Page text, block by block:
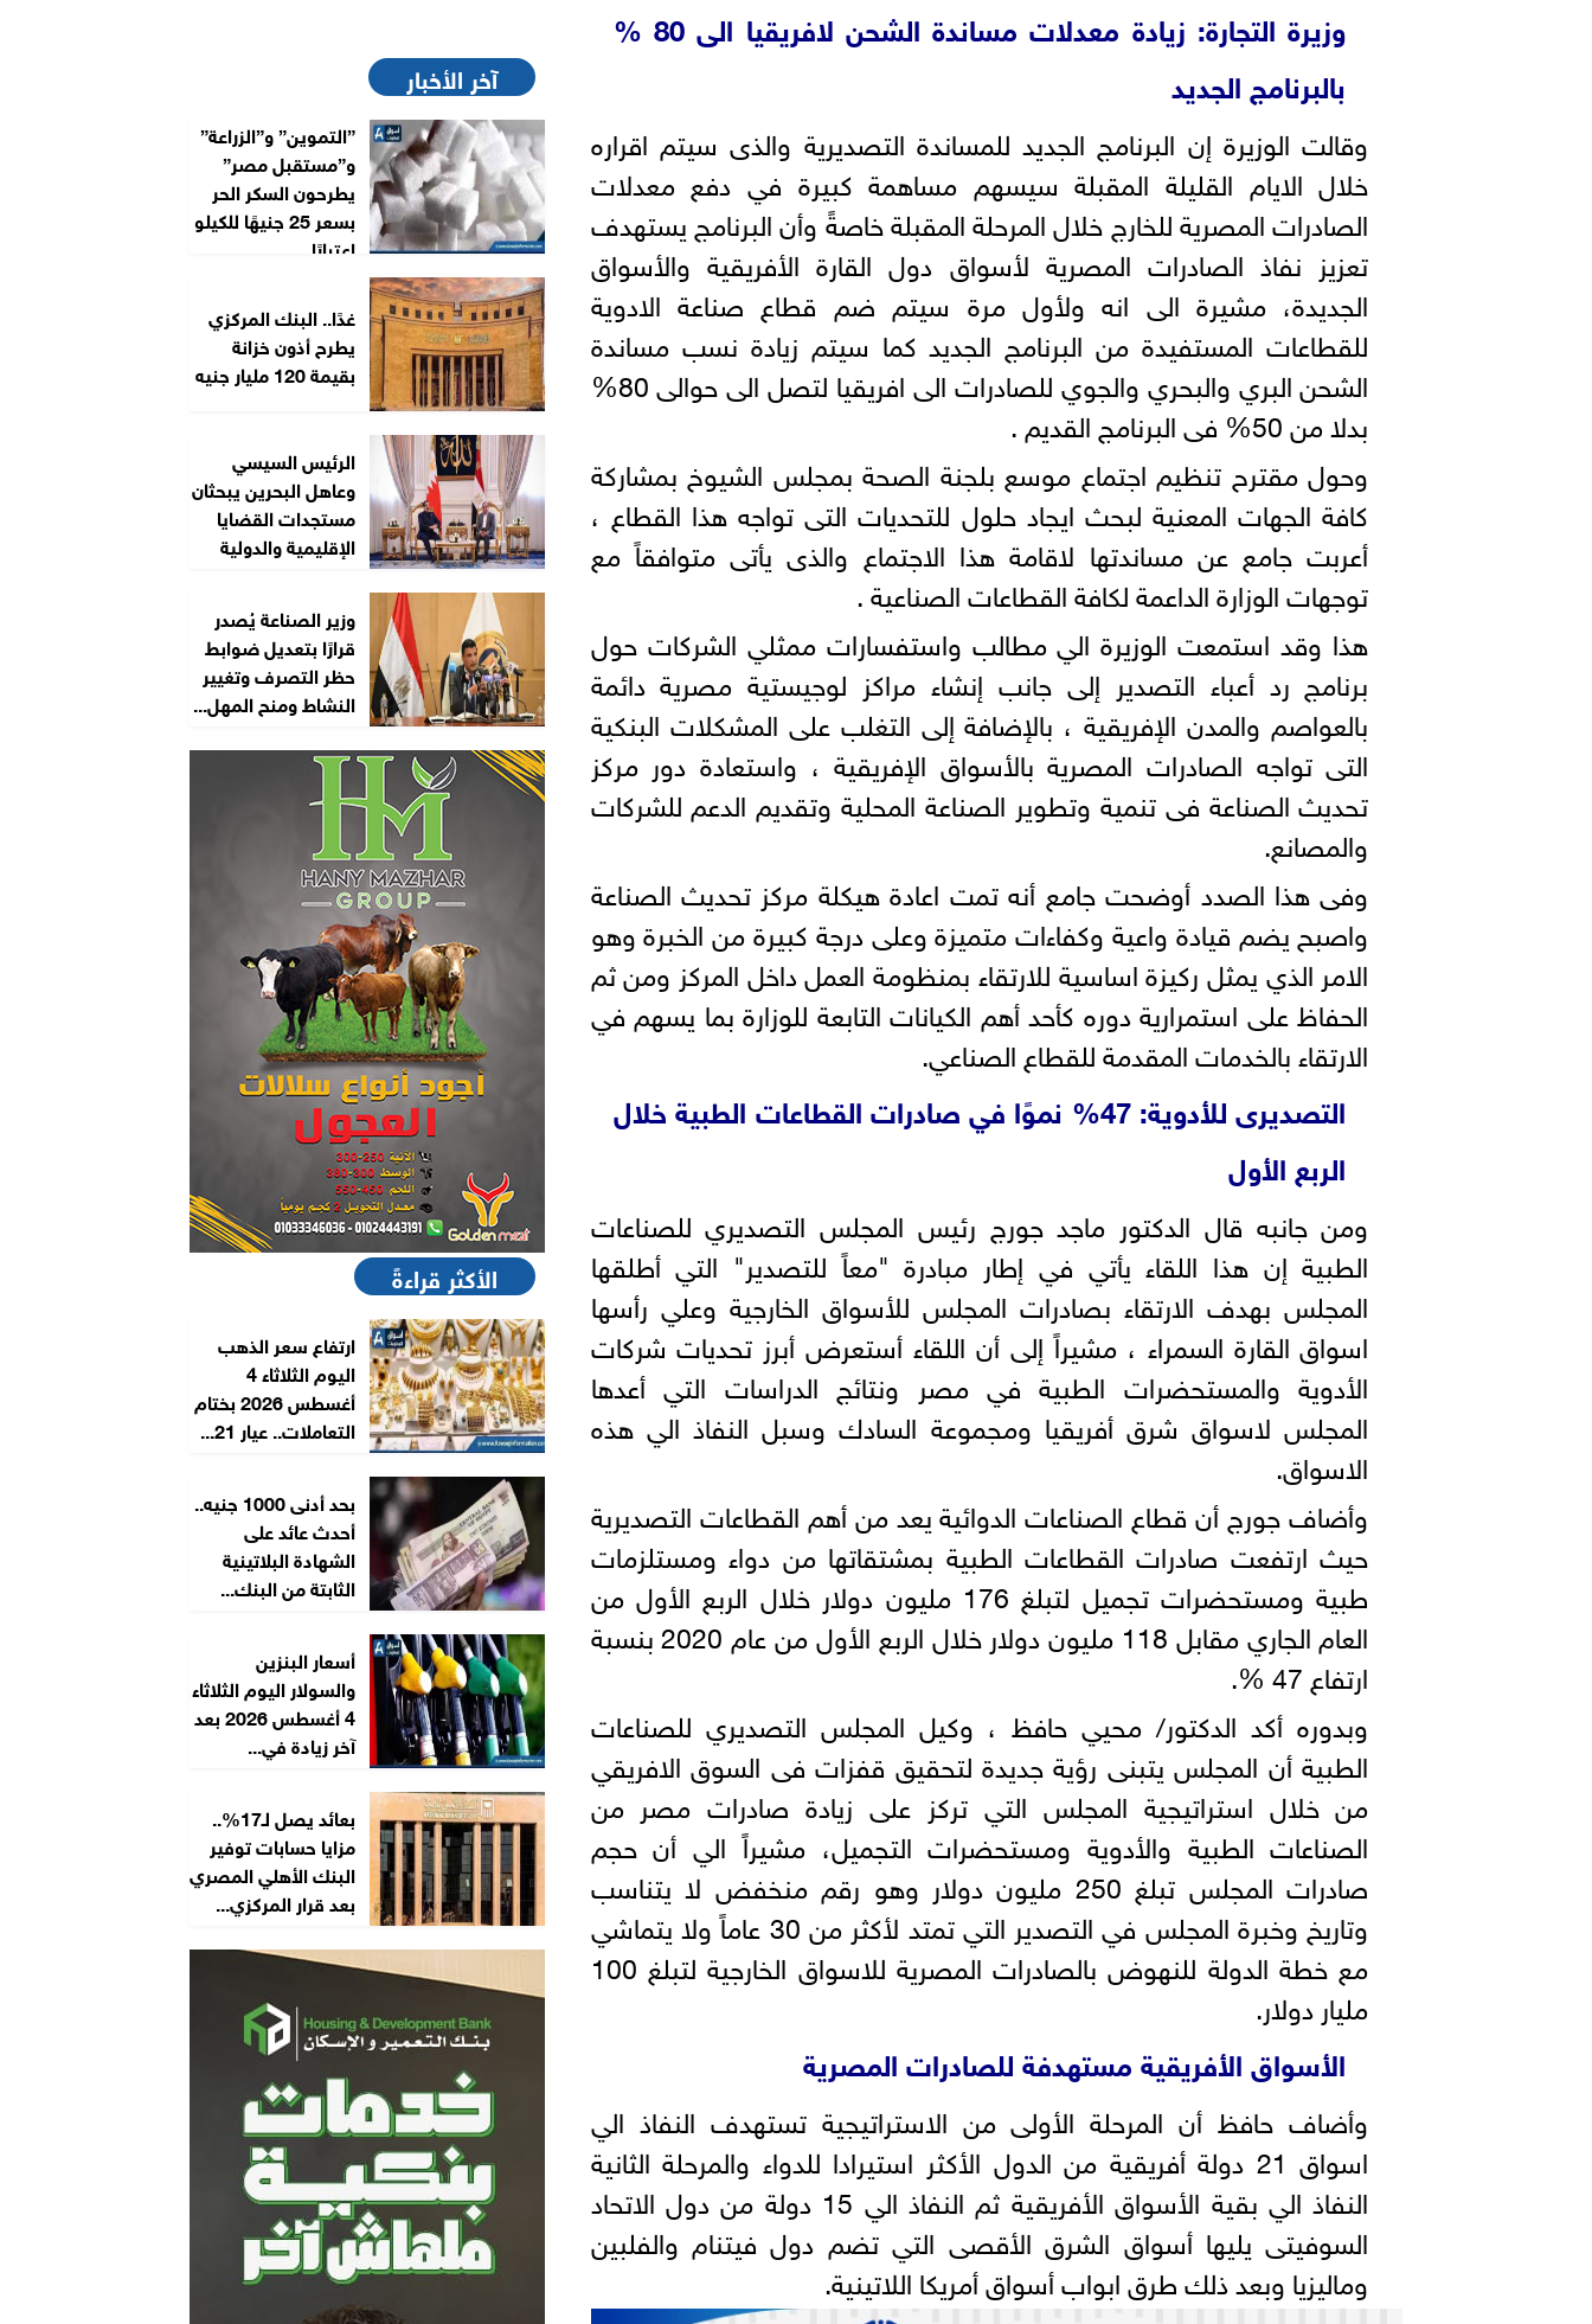
وزيرة التجارة: زيادة معدلات مساندة الشحن لافريقيا الى 80 %
بالبرنامج الجديد
وقالت الوزيرة إن البرنامج الجديد للمساندة التصديرية والذى سيتم اقراره
خلال الايام القليلة المقبلة سيسهم مساهمة كبيرة في دفع معدلات
الصادرات المصرية للخارج خلال المرحلة المقبلة خاصةً وأن البرنامج يستهدف
تعزيز نفاذ الصادرات المصرية لأسواق دول القارة الأفريقية والأسواق
الجديدة، مشيرة الى انه ولأول مرة سيتم ضم قطاع صناعة الادوية
للقطاعات المستفيدة من البرنامج الجديد كما سيتم زيادة نسب مساندة
الشحن البري والبحري والجوي للصادرات الى افريقيا لتصل الى حوالى 80%
بدلا من 50% فى البرنامج القديم .
وحول مقترح تنظيم اجتماع موسع بلجنة الصحة بمجلس الشيوخ بمشاركة
كافة الجهات المعنية لبحث ايجاد حلول للتحديات التى تواجه هذا القطاع ،
أعربت جامع عن مساندتها لاقامة هذا الاجتماع والذى يأتى متوافقاً مع
توجهات الوزارة الداعمة لكافة القطاعات الصناعية .
هذا وقد استمعت الوزيرة الي مطالب واستفسارات ممثلي الشركات حول
برنامج رد أعباء التصدير إلى جانب إنشاء مراكز لوجيستية مصرية دائمة
بالعواصم والمدن الإفريقية ، بالإضافة إلى التغلب على المشكلات البنكية
التى تواجه الصادرات المصرية بالأسواق الإفريقية ، واستعادة دور مركز
تحديث الصناعة فى تنمية وتطوير الصناعة المحلية وتقديم الدعم للشركات
والمصانع.
وفى هذا الصدد أوضحت جامع أنه تمت اعادة هيكلة مركز تحديث الصناعة
واصبح يضم قيادة واعية وكفاءات متميزة وعلى درجة كبيرة من الخبرة وهو
الامر الذي يمثل ركيزة اساسية للارتقاء بمنظومة العمل داخل المركز ومن ثم
الحفاظ على استمرارية دوره كأحد أهم الكيانات التابعة للوزارة بما يسهم في
الارتقاء بالخدمات المقدمة للقطاع الصناعي.
التصديرى للأدوية: 47% نموًا في صادرات القطاعات الطبية خلال
الربع الأول
ومن جانبه قال الدكتور ماجد جورج رئيس المجلس التصديري للصناعات
الطبية إن هذا اللقاء يأتي في إطار مبادرة "معاً للتصدير" التي أطلقها
المجلس بهدف الارتقاء بصادرات المجلس للأسواق الخارجية وعلي رأسها
اسواق القارة السمراء ، مشيراً إلى أن اللقاء أستعرض أبرز تحديات شركات
الأدوية والمستحضرات الطبية في مصر ونتائج الدراسات التي أعدها
المجلس لاسواق شرق أفريقيا ومجموعة السادك وسبل النفاذ الي هذه
الاسواق.
وأضاف جورج أن قطاع الصناعات الدوائية يعد من أهم القطاعات التصديرية
حيث ارتفعت صادرات القطاعات الطبية بمشتقاتها من دواء ومستلزمات
طبية ومستحضرات تجميل لتبلغ 176 مليون دولار خلال الربع الأول من
العام الجاري مقابل 118 مليون دولار خلال الربع الأول من عام 2020 بنسبة
ارتفاع 47 %.
وبدوره أكد الدكتور/ محيي حافظ ، وكيل المجلس التصديري للصناعات
الطبية أن المجلس يتبنى رؤية جديدة لتحقيق قفزات فى السوق الافريقي
من خلال استراتيجية المجلس التي تركز على زيادة صادرات مصر من
الصناعات الطبية والأدوية ومستحضرات التجميل، مشيراً الي أن حجم
صادرات المجلس تبلغ 250 مليون دولار وهو رقم منخفض لا يتناسب
وتاريخ وخبرة المجلس في التصدير التي تمتد لأكثر من 30 عاماً ولا يتماشي
مع خطة الدولة للنهوض بالصادرات المصرية للاسواق الخارجية لتبلغ 100
مليار دولار.
الأسواق الأفريقية مستهدفة للصادرات المصرية
وأضاف حافظ أن المرحلة الأولى من الاستراتيجية تستهدف النفاذ الي
اسواق 21 دولة أفريقية من الدول الأكثر استيرادا للدواء والمرحلة الثانية
النفاذ الي بقية الأسواق الأفريقية ثم النفاذ الي 15 دولة من دول الاتحاد
السوفيتى يليها أسواق الشرق الأقصى التي تضم دول فيتنام والفلبين
وماليزيا وبعد ذلك طرق ابواب أسواق أمريكا اللاتينية.
آخر الأخبار
”التموين” و”الزراعة”
و”مستقبل مصر”
يطرحون السكر الحر
بسعر 25 جنيهًا للكيلو
اعتبارًا...
غدًا.. البنك المركزي
يطرح أذون خزانة
بقيمة 120 مليار جنيه
الرئيس السيسي
وعاهل البحرين يبحثان
مستجدات القضايا
الإقليمية والدولية
وزير الصناعة يُصدر
قرارًا بتعديل ضوابط
حظر التصرف وتغيير
النشاط ومنح المهل...
الأكثر قراءةً
ارتفاع سعر الذهب
اليوم الثلاثاء 4
أغسطس 2026 بختام
التعاملات.. عيار 21...
بحد أدنى 1000 جنيه..
أحدث عائد على
الشهادة البلاتينية
الثابتة من البنك...
أسعار البنزين
والسولار اليوم الثلاثاء
4 أغسطس 2026 بعد
آخر زيادة في...
بعائد يصل لـ17%..
مزايا حسابات توفير
البنك الأهلي المصري
بعد قرار المركزي...